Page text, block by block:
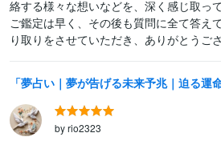
絡する様々な想いなどを、深く感じ取っ
ご鑑定は早く、その後も質問に全て答え
り取りをさせていただき、ありがとうご
by rio2323